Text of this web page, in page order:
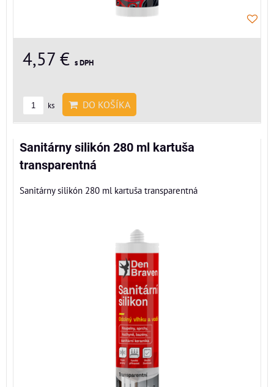
4,57 € s DPH
ks DO KOŠÍKA
Sanitárny silikón 280 ml kartuša
transparentná
Sanitárny silikón 280 ml kartuša transparentná